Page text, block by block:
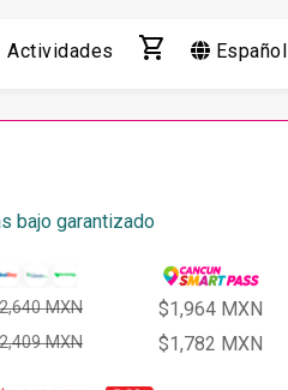
Actividades shopping_cart Español
bajo garantizado
MXN
MXN
$1,964 MXN
$1,782 MXN